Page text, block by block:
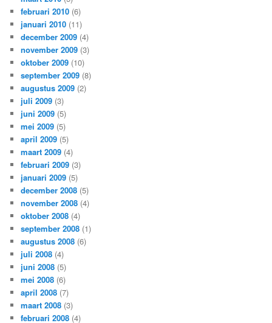
februari 2010 (6)
januari 2010 (11)
december 2009 (4)
november 2009 (3)
oktober 2009 (10)
september 2009 (8)
augustus 2009 (2)
juli 2009 (3)
juni 2009 (5)
mei 2009 (5)
april 2009 (5)
maart 2009 (4)
februari 2009 (3)
januari 2009 (5)
december 2008 (5)
november 2008 (4)
oktober 2008 (4)
september 2008 (1)
augustus 2008 (6)
juli 2008 (4)
juni 2008 (5)
mei 2008 (6)
april 2008 (7)
maart 2008 (3)
februari 2008 (4)